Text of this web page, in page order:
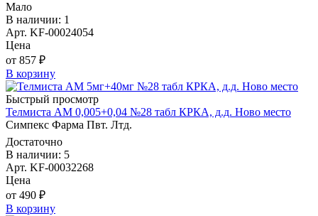
Мало
В наличии: 1
Арт. KF-00024054
Цена
от 857 ₽
В корзину
Быстрый просмотр
Телмиста АМ 0,005+0,04 №28 табл КРКА, д.д. Ново место
Симпекс Фарма Пвт. Лтд.
Достаточно
В наличии: 5
Арт. KF-00032268
Цена
от 490 ₽
В корзину